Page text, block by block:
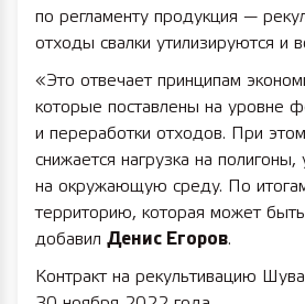
по регламенту продукция —
отходы свалки утилизируются и
«Это отвечает принципам
которые поставлены на уровне
и переработки отходов. При
снижается нагрузка на
на окружающую среду. По
территорию, которая может
добавил Денис Егоров.
Контракт на рекультивацию
11 01 55 лет СОШ №2